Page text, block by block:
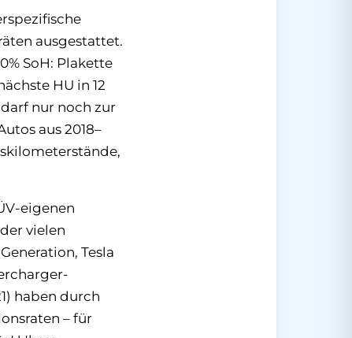
ausgestattet.
SoH: Plakette
HU in 12
nur noch zur
aus 2018–
eigenen
vielen
Tesla
haben durch
– für